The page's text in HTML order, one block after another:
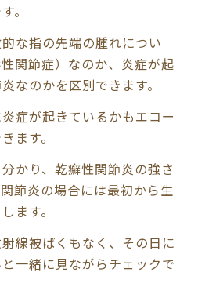
。
な指の先端の腫れについ
関節症）なのか、炎症が起
なのかを区別できます。
症が起きているかもエコー
ます。
かり、乾癬性関節炎の強さ
節炎の場合には最初から生
ます。
線被ばくもなく、その日に
一緒に見ながらチェックで